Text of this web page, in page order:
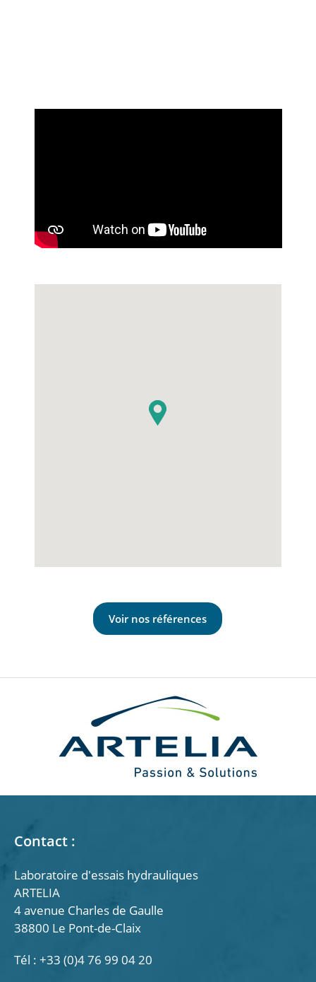
Voir nos références
Contact :
Laboratoire d'essais hydrauliques
ARTELIA
4 avenue Charles de Gaulle
38800 Le Pont-de-Claix
Tél : +33 (0)4 76 99 04 20